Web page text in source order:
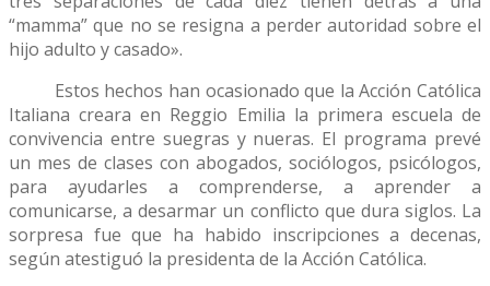
“mamma” que no se resigna a perder autoridad sobre el
hijo adulto y casado».
Estos hechos han ocasionado que la Acción Católica
Italiana creara en Reggio Emilia la primera escuela de
convivencia entre suegras y nueras. El programa prevé
un mes de clases con abogados, sociólogos, psicólogos,
para ayudarles a comprenderse, a aprender a
comunicarse, a desarmar un conflicto que dura siglos. La
sorpresa fue que ha habido inscripciones a decenas,
según atestiguó la presidenta de la Acción Católica.